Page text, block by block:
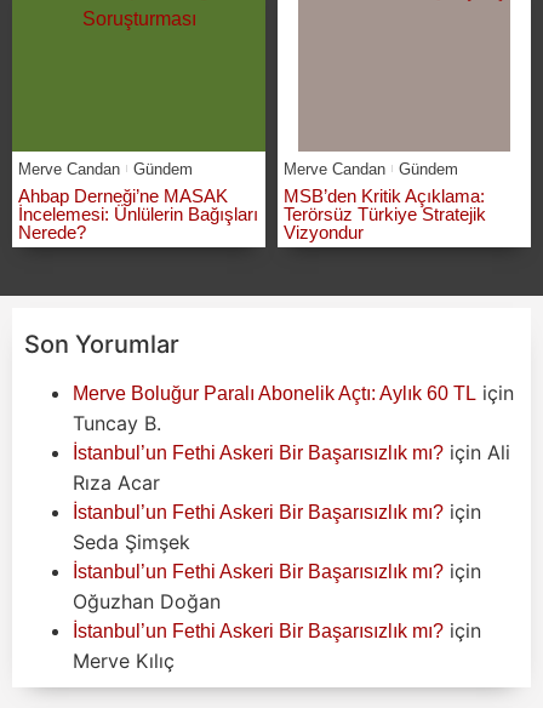
Merve Candan Gündem
Ahbap Derneği’ne MASAK
İncelemesi: Ünlülerin Bağışları
Nerede?
Merve Candan Gündem
MSB’den Kritik Açıklama:
Terörsüz Türkiye Stratejik
Vizyondur
Son Yorumlar
Merve Boluğur Paralı Abonelik Açtı: Aylık 60 TL için
Tuncay B.
İstanbul’un Fethi Askeri Bir Başarısızlık mı? için Ali
Rıza Acar
İstanbul’un Fethi Askeri Bir Başarısızlık mı? için
Seda Şimşek
İstanbul’un Fethi Askeri Bir Başarısızlık mı? için
Oğuzhan Doğan
İstanbul’un Fethi Askeri Bir Başarısızlık mı? için
Merve Kılıç